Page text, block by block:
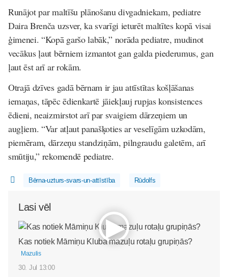
Runājot par maltīšu plānošanu divgadniekam, pediatre
Daira Brenča uzsver, ka svarīgi ieturēt maltītes kopā visai
ģimenei. “Kopā garšo labāk,” norāda pediatre, mudinot
vecākus ļaut bērniem izmantot gan galda piederumus, gan
ļaut ēst arī ar rokām.
Otrajā dzīves gadā bērnam ir jau attīstītas košļāšanas
iemaņas, tāpēc ēdienkartē jāiekļauj rupjas konsistences
ēdieni, neaizmirstot arī par svaigiem dārzeņiem un
augļiem. “Var atļaut panašķoties ar veselīgām uzkodām,
piemēram, dārzeņu standziņām, pilngraudu galetēm, arī
smūtiju,” rekomendē pediatre.
Bērna-uzturs-svars-un-attīstība Rūdolfs
Lasi vēl
Kas notiek Māmiņu Kluba mazuļu rotaļu grupiņās?
Mazulis
30. Jul 13:00